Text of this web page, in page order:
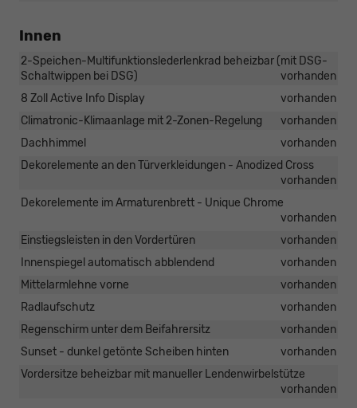
Innen
2-Speichen-Multifunktionslederlenkrad beheizbar (mit DSG-
Schaltwippen bei DSG)
vorhanden
8 Zoll Active Info Display
vorhanden
Climatronic-Klimaanlage mit 2-Zonen-Regelung
vorhanden
Dachhimmel
vorhanden
Dekorelemente an den Türverkleidungen - Anodized Cross
vorhanden
Dekorelemente im Armaturenbrett - Unique Chrome
vorhanden
Einstiegsleisten in den Vordertüren
vorhanden
Innenspiegel automatisch abblendend
vorhanden
Mittelarmlehne vorne
vorhanden
Radlaufschutz
vorhanden
Regenschirm unter dem Beifahrersitz
vorhanden
Sunset - dunkel getönte Scheiben hinten
vorhanden
Vordersitze beheizbar mit manueller Lendenwirbelstütze
vorhanden